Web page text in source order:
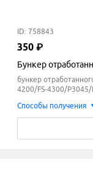
ID: 758843
350 ₽
Бункер
бункер
4200/FS-4300/
Способы получения